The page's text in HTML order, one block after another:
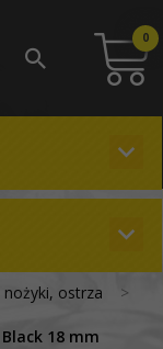
0
nożyki, ostrza
18 mm